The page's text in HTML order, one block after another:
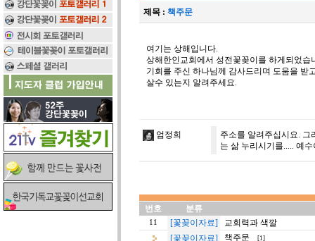
제목 : 책주문
여기는 상해입니다.
상해한인교회에서 성전꽃꽂이를 하게되었습
기회를 주신 하나님께 감사드리며 도움을 받
살수 있는지 알려주세요.
엄정희
주소를 알려주십시요. 그
는 삶 누리시기를..... 예
번호 분류
11 [꽃꽂이자료]
교회력과 색깔
[꽃꽂이자료]
책주문 [1]